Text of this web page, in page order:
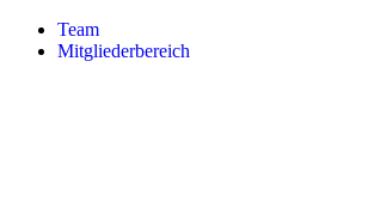
Team
Mitgliederbereich